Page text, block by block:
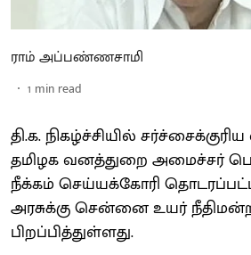
ராம் அப்பண்ணசாமி
1 min read
தி.க. நிகழ்ச்சியில்
தமிழக வனத்துறை அமைச்சர்
நீக்கம் செய்யக்கோரி
அரசுக்கு சென்னை உயர்
பிறப்பித்துள்ளது.